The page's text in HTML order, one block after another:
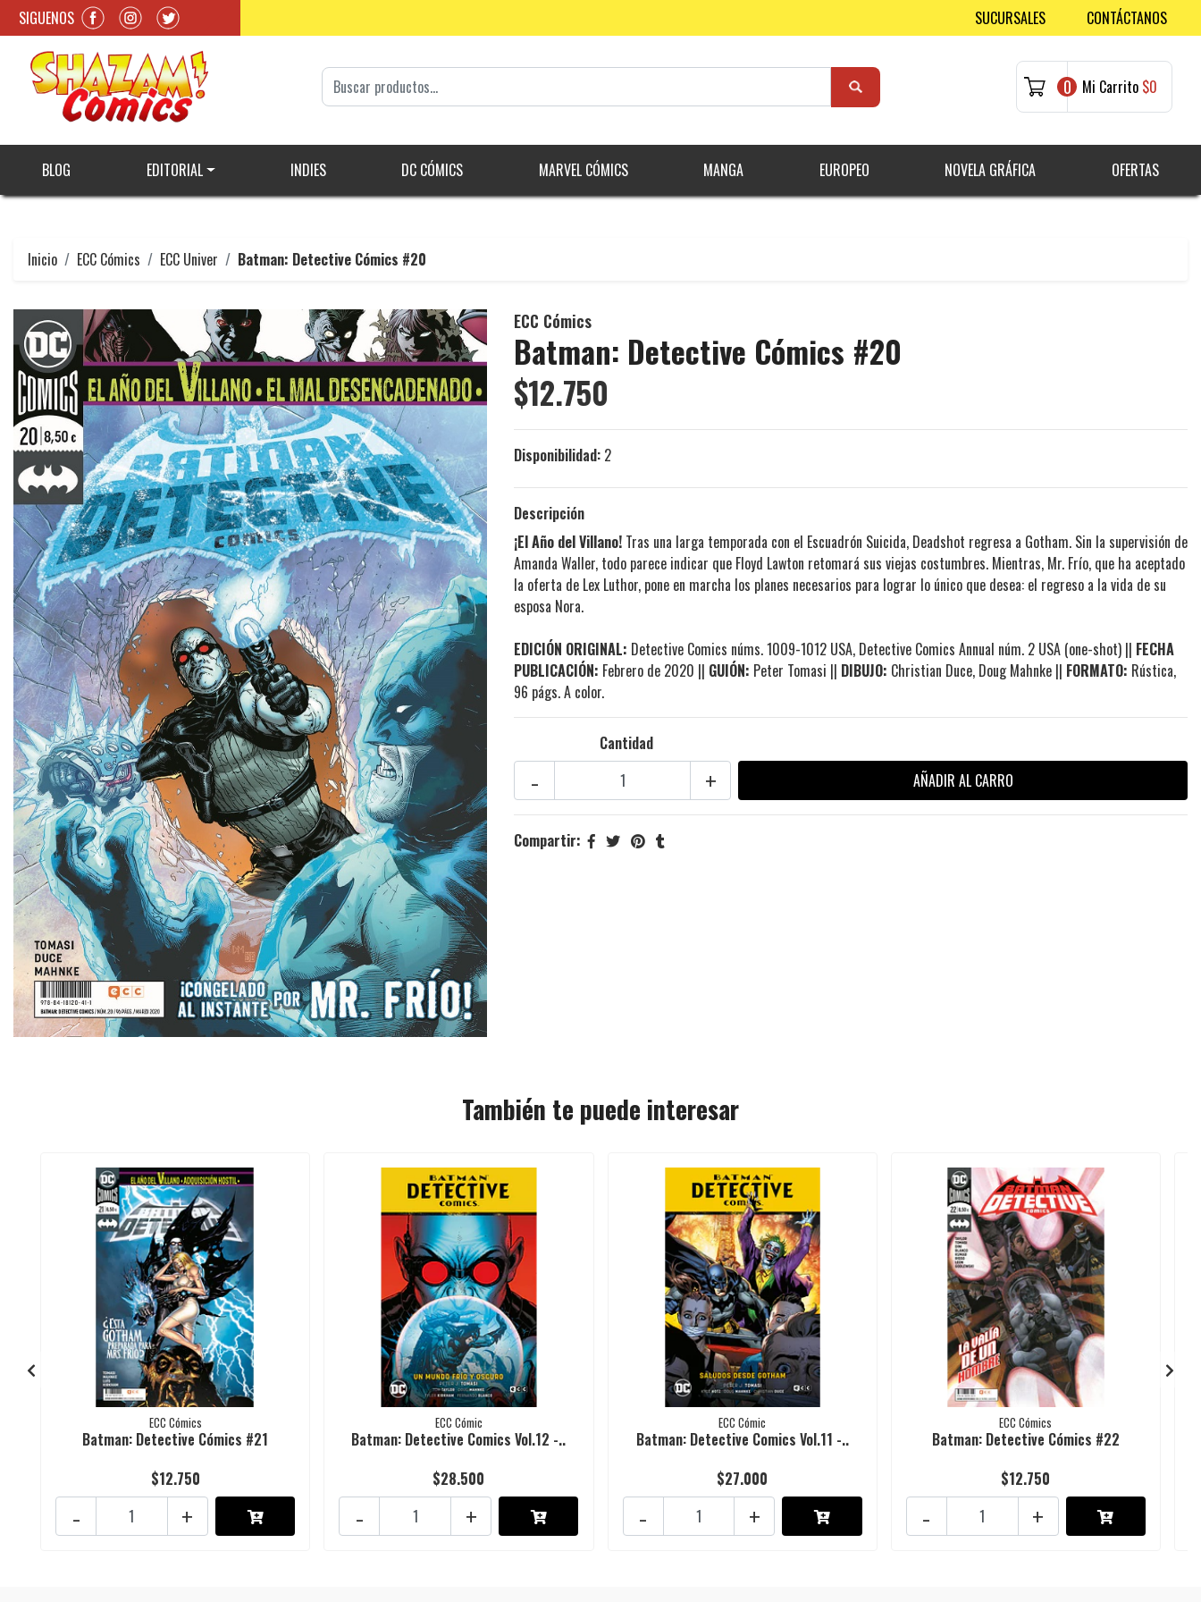
SIGUENOS SUCURSALES CONTÁCTANOS
0 Mi Carrito $0
BLOG EDITORIAL INDIES DC CÓMICS MARVEL CÓMICS MANGA EUROPEO NOVELA GRÁFICA OFERTAS
Inicio ECC Cómics ECC Univer Batman: Detective Cómics #20
ECC Cómics
Batman: Detective Cómics #20
$12.750
Disponibilidad: 2
Descripción
¡El Año del Villano! Tras una larga temporada con el Escuadrón Suicida, Deadshot regresa a Gotham. Sin la supervisión de
Amanda Waller, todo parece indicar que Floyd Lawton retomará sus viejas costumbres. Mientras, Mr. Frío, que ha aceptado
la oferta de Lex Luthor, pone en marcha los planes necesarios para lograr lo único que desea: el regreso a la vida de su
esposa Nora.
EDICIÓN ORIGINAL: Detective Comics núms. 1009-1012 USA, Detective Comics Annual núm. 2 USA (one-shot) || FECHA
PUBLICACIÓN: Febrero de 2020 || GUIÓN: Peter Tomasi || DIBUJO: Christian Duce, Doug Mahnke || FORMATO: Rústica,
96 págs. A color.
Cantidad
+
-
Compartir:
También te puede interesar
ECC Cómics
Batman: Detective Cómics #21
$12.750
+
-
ECC Cómic
Batman: Detective Comics Vol.12 -..
$28.500
+
-
ECC Cómic
Batman: Detective Comics Vol.11 -..
$27.000
+
-
ECC Cómics
Batman: Detective Cómics #22
$12.750
+
-